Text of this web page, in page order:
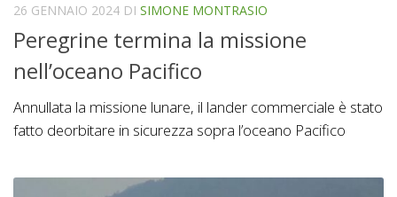
26 GENNAIO 2024 DI SIMONE MONTRASIO
Peregrine termina la missione
nell’oceano Pacifico
Annullata la missione lunare, il lander commerciale è stato
fatto deorbitare in sicurezza sopra l’oceano Pacifico